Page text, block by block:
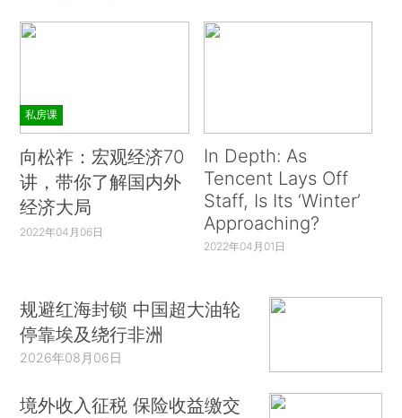
私房课
向松祚：宏观经济70
讲，带你了解国内外
经济大局
2022年04月06日
In Depth: As
Tencent Lays Off
Staff, Is Its ‘Winter’
Approaching?
2022年04月01日
规避红海封锁 中国超大油轮
停靠埃及绕行非洲
2026年08月06日
境外收入征税 保险收益缴交